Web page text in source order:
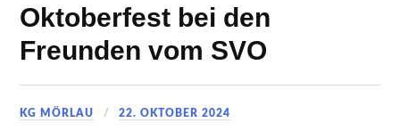
Oktoberfest bei den
Freunden vom SVO
KG MÖRLAU 22. OKTOBER 2024